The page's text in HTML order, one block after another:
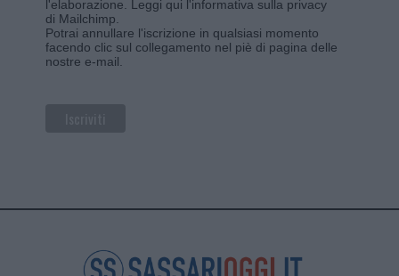
l'elaborazione. Leggi qui l'informativa sulla privacy
di Mailchimp
Potrai annullare l'iscrizione in qualsiasi momento
facendo clic sul collegamento nel piè di pagina delle
nostre e-mail.